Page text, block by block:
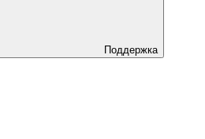
Поддержка